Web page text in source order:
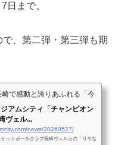
日まで。
で、第二弾・第三弾も期
崎で感動と誇りあふれる「今」を届
アムシティ「チャンピオン
ヴェル...
news/20260527/
ットボールクラブ長崎ヴェルカの「りそな